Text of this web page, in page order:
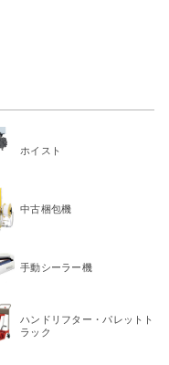
ホイスト
中古梱包機
手動シーラー機
ハンドリフター・パレットト
ラック